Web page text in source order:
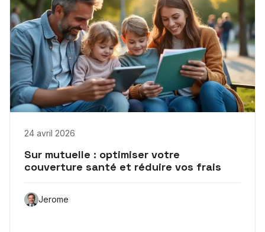
24 avril 2026
Sur mutuelle : optimiser votre
couverture santé et réduire vos frais
Jerome